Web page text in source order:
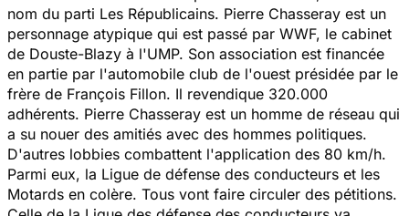
nom du parti Les Républicains. Pierre Chasseray est un
personnage atypique qui est passé par WWF, le cabinet
de Douste-Blazy à l'UMP. Son association est financée
en partie par l'automobile club de l'ouest présidée par le
frère de François Fillon. Il revendique 320.000
adhérents. Pierre Chasseray est un homme de réseau qui
a su nouer des amitiés avec des hommes politiques.
D'autres lobbies combattent l'application des 80 km/h.
Parmi eux, la Ligue de défense des conducteurs et les
Motards en colère. Tous vont faire circuler des pétitions.